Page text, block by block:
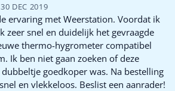
30 DEC 2019
ervaring met Weerstation. Voordat ik
zeer snel en duidelijk het gevraagde
thermo-hygrometer compatibel
Ik ben niet gaan zoeken of deze
goedkoper was. Na bestelling
en vlekkeloos. Beslist een aanrader!